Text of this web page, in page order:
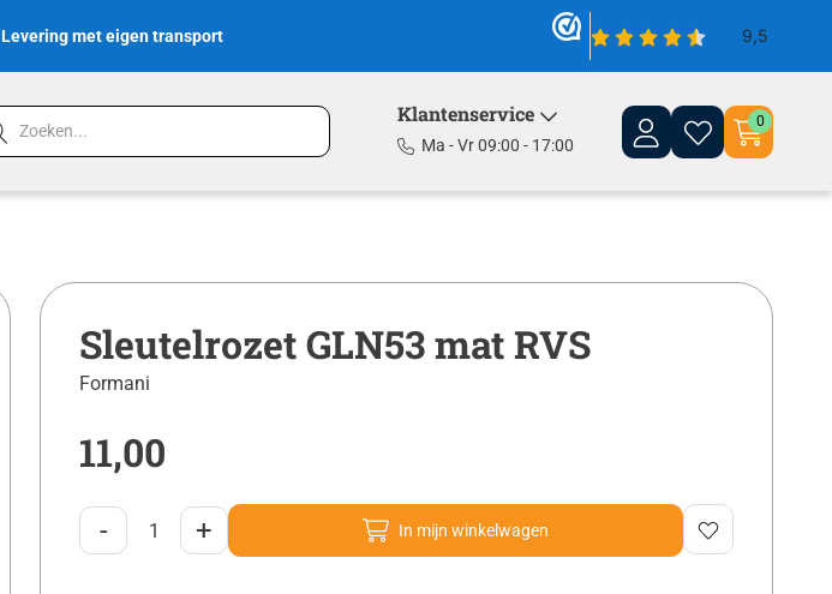
Levering met eigen transport
Klantenservice
Ma - Vr 09:00 - 17:00
0
Sleutelrozet GLN53 mat RVS
Formani
11,00
- + In mijn winkelwagen